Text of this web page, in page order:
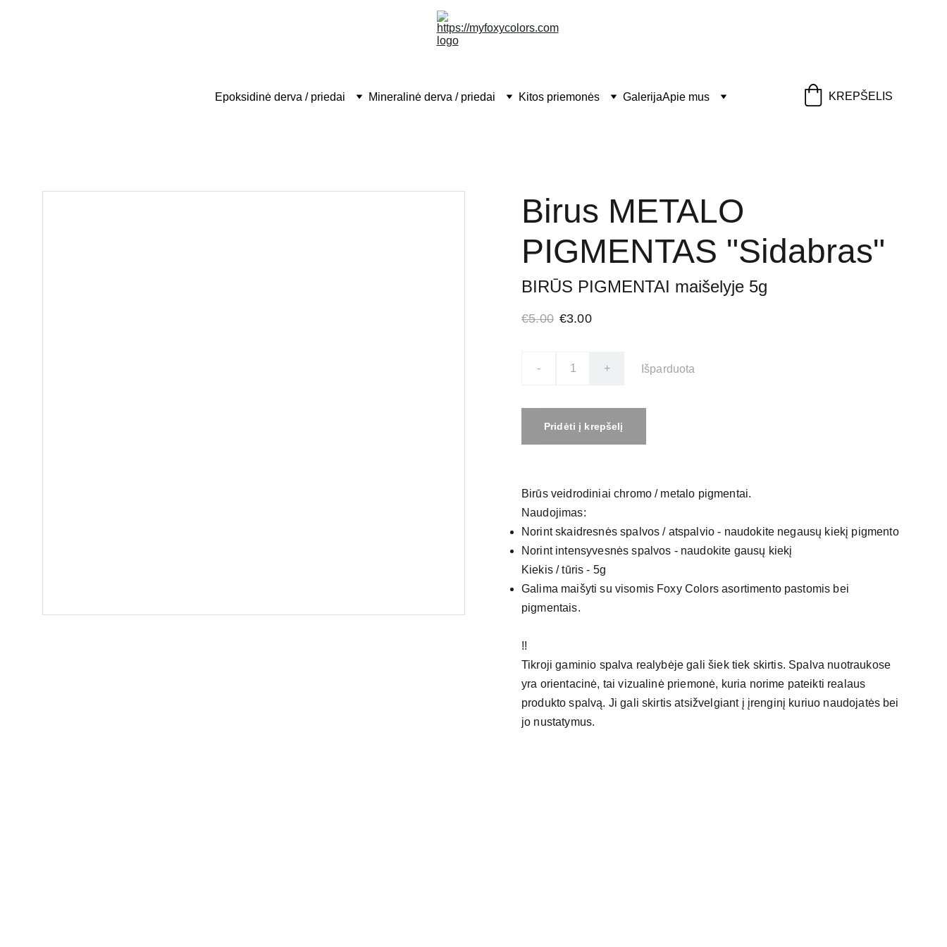
Epoksidinė derva / priedai Mineralinė derva / priedai Kitos priemonės GalerijaApie mus KREPŠELIS
Birus METALO
PIGMENTAS "Sidabras"
BIRŪS PIGMENTAI maišelyje 5g
€5.00 €3.00
- + Išparduota
Pridėti į krepšelį
Birūs veidrodiniai chromo / metalo pigmentai.
Naudojimas:
Norint skaidresnės spalvos / atspalvio - naudokite negausų kiekį pigmento
Norint intensyvesnės spalvos - naudokite gausų kiekį
Kiekis / tūris - 5g
Galima maišyti su visomis Foxy Colors asortimento pastomis bei
pigmentais.
!!
Tikroji gaminio spalva realybėje gali šiek tiek skirtis. Spalva nuotraukose
yra orientacinė, tai vizualinė priemonė, kuria norime pateikti realaus
produkto spalvą. Ji gali skirtis atsižvelgiant į įrenginį kuriuo naudojatės bei
jo nustatymus.